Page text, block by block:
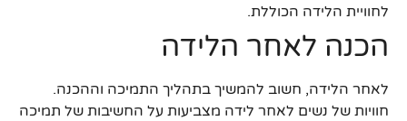
לחוויית הלידה הכוללת.
הכנה לאחר הלידה
לאחר הלידה, חשוב להמשיך בתהליך התמיכה וההכנה.
חוויות של נשים לאחר לידה מצביעות על החשיבות של תמיכה